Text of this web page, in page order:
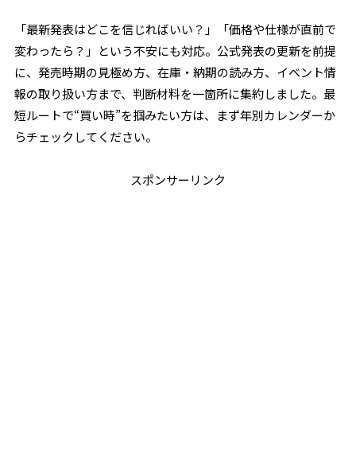
「最新発表はどこを信じればいい？」「価格や仕様が直前で
変わったら？」という不安にも対応。公式発表の更新を前提
に、発売時期の見極め方、在庫・納期の読み方、イベント情
報の取り扱い方まで、判断材料を一箇所に集約しました。最
短ルートで“買い時”を掴みたい方は、まず年別カレンダーか
らチェックしてください。
スポンサーリンク